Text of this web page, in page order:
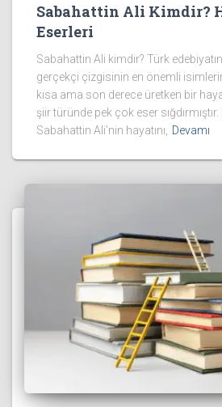
Sabahattin Ali Kimdir?
Eserleri
Sabahattin Ali kimdir? Türk
gerçekçi çizgisinin en önemli
kısa ama son derece üretken bir
şiir türünde pek çok eser sığdırmıştır.
Sabahattin Ali’nin hayatını,
Devamı